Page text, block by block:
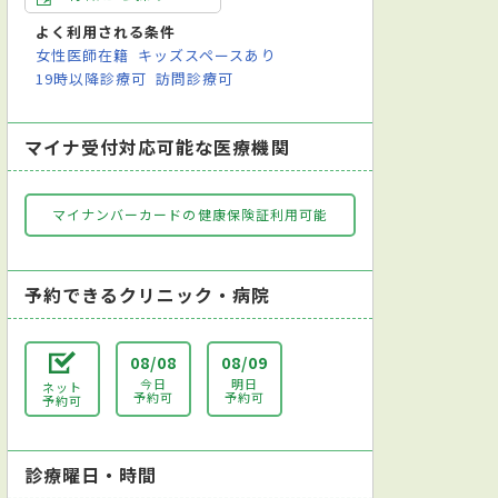
よく利用される条件
女性医師在籍 キッズスペースあり
19時以降診療可 訪問診療可
マイナ受付対応可能な医療機関
マイナンバーカードの健康保険証利用可能
予約できるクリニック・病院
ネット
予約可
08/08
今日
予約可
08/09
明日
予約可
診療曜日・時間